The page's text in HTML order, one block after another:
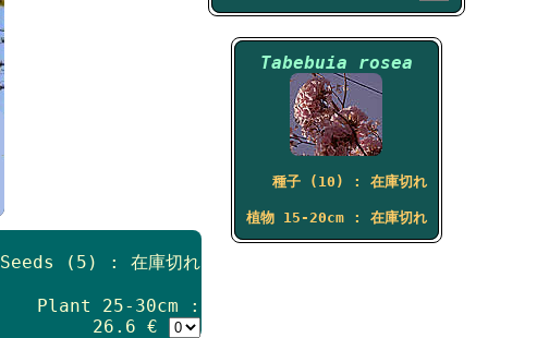
Seeds (5) : 在庫切れ
Plant 25-30cm :
26.6 €
Tabebuia rosea
種子 (10) : 在庫切れ
植物 15-20cm : 在庫切れ